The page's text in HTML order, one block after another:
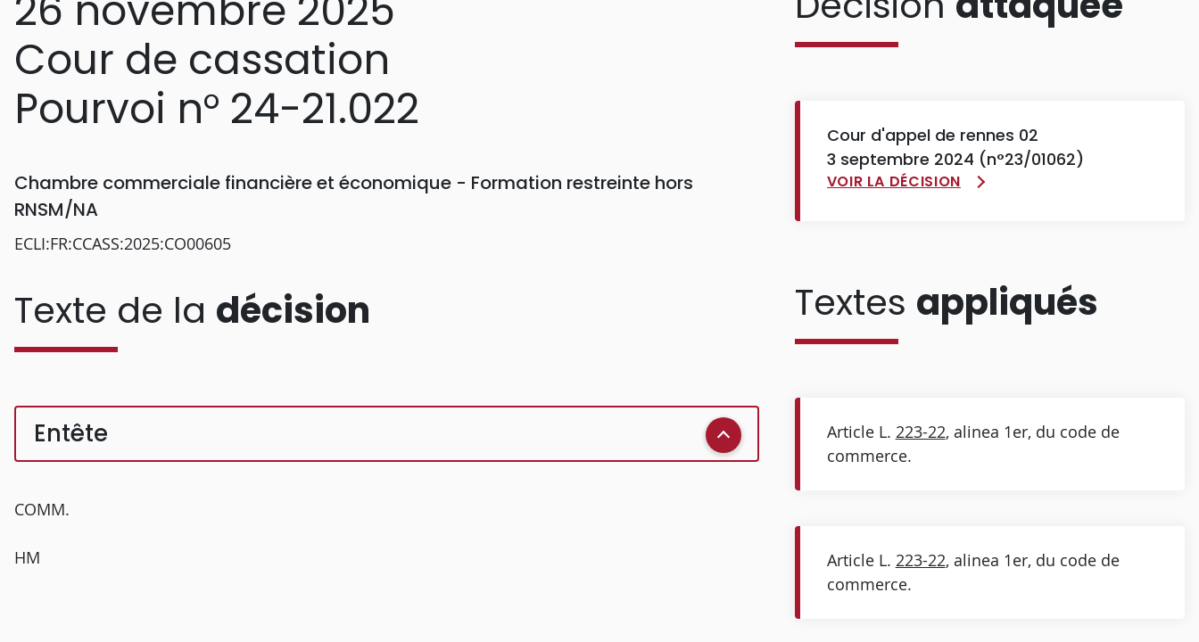
Cour de cassation
Pourvoi n° 24-21.022
Chambre commerciale financière et économique - Formation restreinte hors
RNSM/NA
ECLI:FR:CCASS:2025:CO00605
Texte de la décision
Entête
COMM.
HM
Cour d'appel de rennes 02
3 septembre 2024 (n°23/01062)
VOIR LA DÉCISION
Textes appliqués
Article L. 223-22, alinea 1er, du code de
commerce.
Article L. 223-22, alinea 1er, du code de
commerce.